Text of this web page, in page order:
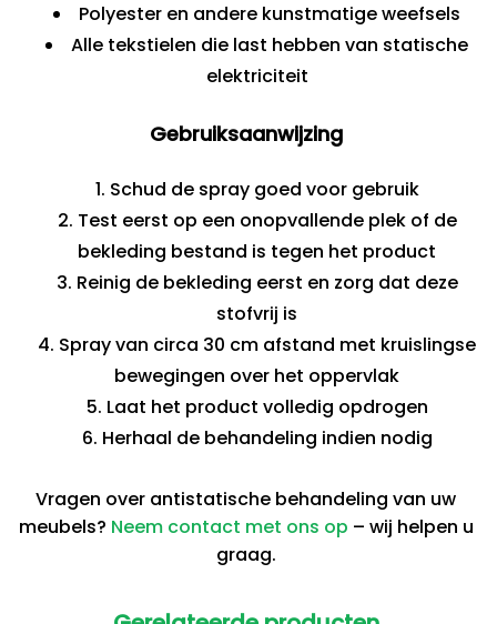
Polyester en andere kunstmatige weefsels
Alle tekstielen die last hebben van statische
elektriciteit
Gebruiksaanwijzing
Schud de spray goed voor gebruik
Test eerst op een onopvallende plek of de
bekleding bestand is tegen het product
Reinig de bekleding eerst en zorg dat deze
stofvrij is
Spray van circa 30 cm afstand met kruislingse
bewegingen over het oppervlak
Laat het product volledig opdrogen
Herhaal de behandeling indien nodig
Vragen over antistatische behandeling van uw
meubels? Neem contact met ons op – wij helpen u
graag.